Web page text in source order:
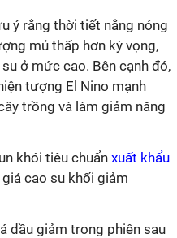
ý rằng thời tiết nắng nóng
mủ thấp hơn kỳ vọng,
ở mức cao. Bên cạnh đó,
tượng El Nino mạnh
trồng và làm giảm năng
khói tiêu chuẩn xuất khẩu
cao su khối giảm
dầu giảm trong phiên sau